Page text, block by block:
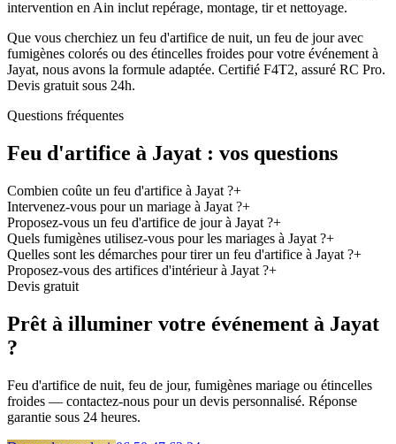
intervention en Ain inclut repérage, montage, tir et nettoyage.
Que vous cherchiez un feu d'artifice de nuit, un feu de jour avec
fumigènes colorés ou des étincelles froides pour votre événement à
Jayat, nous avons la formule adaptée. Certifié F4T2, assuré RC Pro.
Devis gratuit sous 24h.
Questions fréquentes
Feu d'artifice à Jayat : vos questions
Combien coûte un feu d'artifice à Jayat ?+
Intervenez-vous pour un mariage à Jayat ?+
Proposez-vous un feu d'artifice de jour à Jayat ?+
Quels fumigènes utilisez-vous pour les mariages à Jayat ?+
Quelles sont les démarches pour tirer un feu d'artifice à Jayat ?+
Proposez-vous des artifices d'intérieur à Jayat ?+
Devis gratuit
Prêt à illuminer votre événement à Jayat
?
Feu d'artifice de nuit, feu de jour, fumigènes mariage ou étincelles
froides — contactez-nous pour un devis personnalisé. Réponse
garantie sous 24 heures.